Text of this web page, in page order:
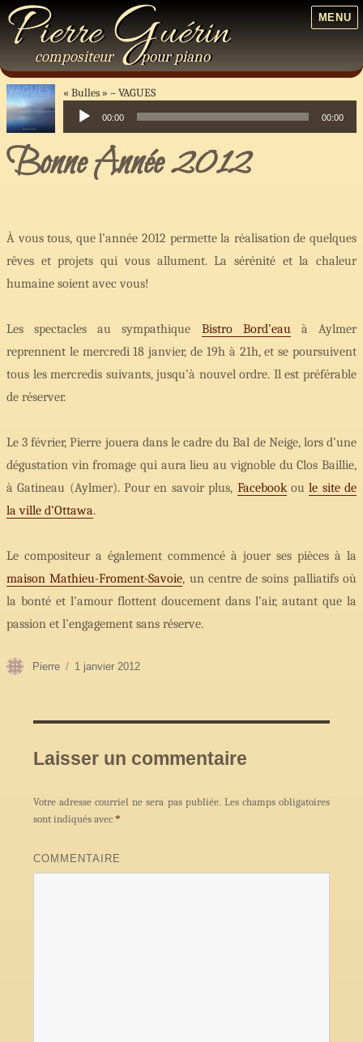
PierreGuérin
compositeur pourpiano
MENU
« Bulles » VAGUES
Lecteur
audio
00:00 00:00
Bonne Année 2012
À vous tous, que l’année 2012 permette la réalisation de quelques
rêves et projets qui vous allument. La sérénité et la chaleur
humaine soient avec vous!
Les spectacles au sympathique Bistro Bord’eauà Aylmer
reprennent le mercredi 18 janvier, de 19h à 21h, et se poursuivent
tous les mercredis suivants, jusqu’à nouvel ordre. Il est préférable
de réserver.
Le 3 février, Pierre jouera dans le cadre du Bal de Neige, lors d’une
dégustation vin fromage qui aura lieu au vignoble du Clos Baillie,
à Gatineau (Aylmer). Pour en savoir plus, Facebookoule site de
la ville d’Ottawa.
Le compositeur a également commencé à jouer ses pièces à la
maison Mathieu-Froment-Savoie, un centre de soins palliatifs où
la bonté et l’amour flottent doucement dans l’air, autant que la
passion et l’engagement sans réserve.
Auteur
Pierre
Publié
1 janvier 2012
Laisser un commentaire
Votre adresse courriel ne sera pas publiée. Les champs obligatoires
sont indiqués avec*
COMMENTAIRE